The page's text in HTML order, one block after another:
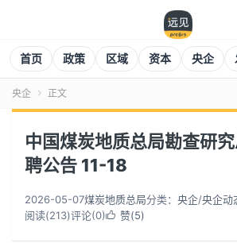
首页 政策 区域 资本 央企
央企  正文
中国煤炭地质总局勘查研
聘公告 11-18
2026-05-07煤炭地质总局分类： 央企/央企动
阅读(213)评论(0) 赞(5)